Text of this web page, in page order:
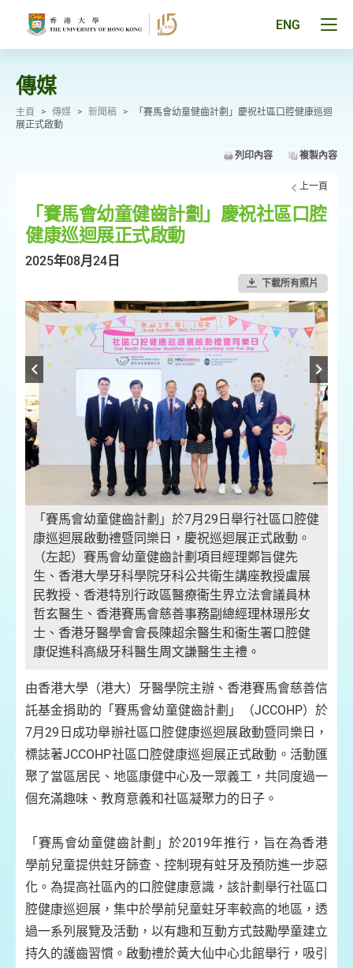
ENG
傳媒
主頁 > 傳媒 > 新聞稿 >
「賽馬會幼童健齒計劃」慶祝社區口腔健康巡迴
展正式啟動
列印內容 複製內容
上一頁
「賽馬會幼童健齒計劃」慶祝社區口腔
健康巡迴展正式啟動
2025年08月24日
下載所有照片
「賽馬會幼童健齒計劃」於7月29日舉行社區口腔健
康巡迴展啟動禮暨同樂日，慶祝巡迴展正式啟動。
（左起）賽馬會幼童健齒計劃項目經理鄭旨健先
生、香港大學牙科學院牙科公共衛生講座教授盧展
民教授、香港特別行政區醫療衞生界立法會議員林
哲玄醫生、香港賽馬會慈善事務副總經理林璟彤女
士、香港牙醫學會會長陳超余醫生和衞生署口腔健
康促進科高級牙科醫生周文謙醫生主禮。
由香港大學（港大）牙醫學院主辦、香港賽馬會慈善信
託基金捐助的「賽馬會幼童健齒計劃」（JCCOHP）於
7月29日成功舉辦社區口腔健康巡迴展啟動暨同樂日，
標誌著JCCOHP社區口腔健康巡迴展正式啟動。活動匯
聚了當區居民、地區康健中心及一眾義工，共同度過一
個充滿趣味、教育意義和社區凝聚力的日子。
「賽馬會幼童健齒計劃」於2019年推行，旨在為香港
學前兒童提供蛀牙篩查、控制現有蛀牙及預防進一步惡
化。為提高社區內的口腔健康意識，該計劃舉行社區口
腔健康巡迴展，集中於學前兒童蛀牙率較高的地區，透
過一系列展覽及活動，以有趣和互動方式鼓勵學童建立
持久的護齒習慣。啟動禮於黃大仙中心北館舉行，吸引